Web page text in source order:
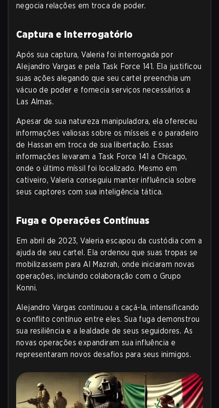
negocia relações em troca de poder.
Captura e Interrogatório
Após sua captura, Valeria foi interrogada por
Alejandro Vargas e pela Task Force 141. Ela justificou
suas ações alegando que seu cartel preenchia um
vácuo de poder e fornecia serviços necessários a
Las Almas.
Apesar de sua natureza manipuladora, ela ofereceu
informações valiosas sobre os mísseis e o paradeiro
de Hassan em troca de sua libertação. Essas
informações levaram a Task Force 141 a Chicago,
onde o último míssil foi localizado. Mesmo em
cativeiro, Valeria conseguiu manter influência sobre
seus captores com sua inteligência tática.
Fuga e Operações Contínuas
Em abril de 2023, Valeria escapou da custódia com a
ajuda de seu cartel. Ela ordenou que suas tropas se
mobilizassem para Al Mazrah, onde iniciaram novas
operações, incluindo colaboração com o Grupo
Konni.
Alejandro Vargas continuou a caçá-la, intensificando
o conflito contínuo entre eles. Sua fuga demonstrou
sua resiliência e a lealdade de seus seguidores. As
novas operações expandiram sua influência e
representaram novos desafios para seus inimigos.